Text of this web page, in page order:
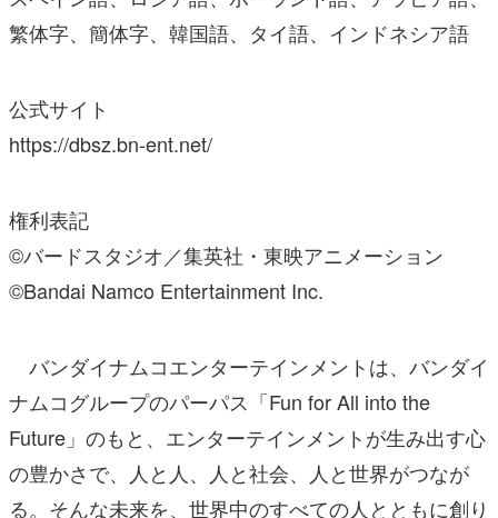
繁体字、簡体字、韓国語、タイ語、インドネシア語
公式サイト
https://dbsz.bn-ent.net/
権利表記
©バードスタジオ／集英社・東映アニメーション
©Bandai Namco Entertainment Inc.
バンダイナムコエンターテインメントは、バンダイ
ナムコグループのパーパス「Fun for All into the
Future」のもと、エンターテインメントが生み出す心
の豊かさで、人と人、人と社会、人と世界がつなが
る。そんな未来を、世界中のすべての人とともに創り